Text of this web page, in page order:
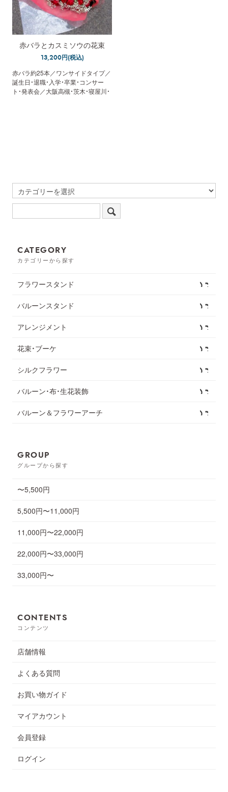
赤バラとカスミソウの花束
13,200円(税込)
赤バラ約25本／ワンサイドタイプ／
誕生日・退職・入学・卒業・コンサー
ト・発表会／大阪高槻・茨木・寝屋川・
CATEGORY
カテゴリーから探す
フラワースタンド
バルーンスタンド
アレンジメント
花束・ブーケ
シルクフラワー
バルーン・布・生花装飾
バルーン＆フラワーアーチ
GROUP
グループから探す
〜5,500円
5,500円〜11,000円
11,000円〜22,000円
22,000円〜33,000円
33,000円〜
CONTENTS
コンテンツ
店舗情報
よくある質問
お買い物ガイド
マイアカウント
会員登録
ログイン